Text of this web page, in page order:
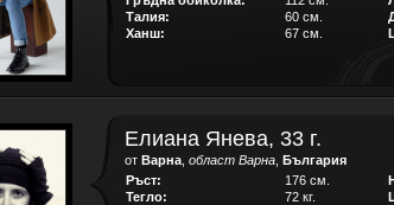
Талия:
60 см.
Ханш:
67 см.
Елиана Янева, 33 г.
от Варна област Варна България
Ръст:
176 см.
Тегло:
72 кг.